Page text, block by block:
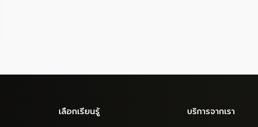
เลือกเรียนรู้
บริการจากเรา